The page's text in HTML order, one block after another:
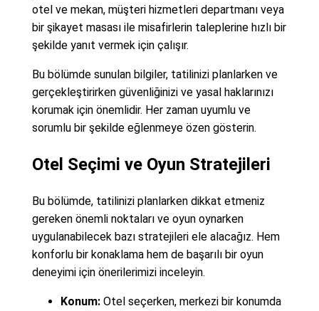
otel ve mekan, müşteri hizmetleri departmanı veya
bir şikayet masası ile misafirlerin taleplerine hızlı bir
şekilde yanıt vermek için çalışır.
Bu bölümde sunulan bilgiler, tatilinizi planlarken ve
gerçekleştirirken güvenliğinizi ve yasal haklarınızı
korumak için önemlidir. Her zaman uyumlu ve
sorumlu bir şekilde eğlenmeye özen gösterin.
Otel Seçimi ve Oyun Stratejileri
Bu bölümde, tatilinizi planlarken dikkat etmeniz
gereken önemli noktaları ve oyun oynarken
uygulanabilecek bazı stratejileri ele alacağız. Hem
konforlu bir konaklama hem de başarılı bir oyun
deneyimi için önerilerimizi inceleyin.
Konum:Otel seçerken, merkezi bir konumda